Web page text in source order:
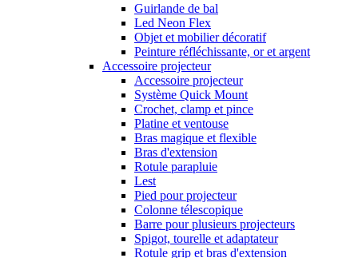
Guirlande de bal
Led Neon Flex
Objet et mobilier décoratif
Peinture réfléchissante, or et argent
Accessoire projecteur
Accessoire projecteur
Système Quick Mount
Crochet, clamp et pince
Platine et ventouse
Bras magique et flexible
Bras d'extension
Rotule parapluie
Lest
Pied pour projecteur
Colonne télescopique
Barre pour plusieurs projecteurs
Spigot, tourelle et adaptateur
Rotule grip et bras d'extension